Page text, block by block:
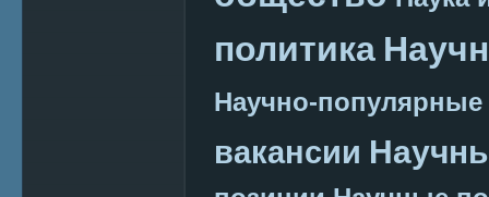
политика
Научно-
вакансии